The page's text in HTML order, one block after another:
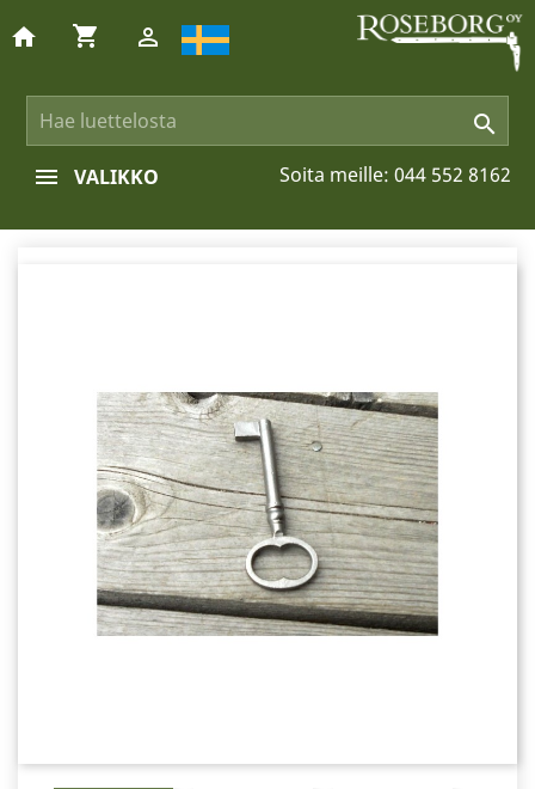

home shopping_cart 
Soita meille: 044 552 8162
VALIKKO